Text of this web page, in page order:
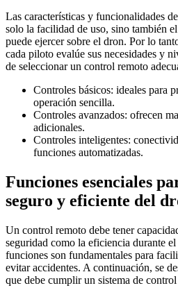
Las características y funcionalidades
solo la facilidad de uso, sino también
puede ejercer sobre el dron. Por lo
cada piloto evalúe sus necesidades y
de seleccionar un control remoto
Controles básicos: ideales para
operación sencilla.
Controles avanzados: ofrecen
adicionales.
Controles inteligentes:
funciones automatizadas.
Funciones esenciales
seguro y eficiente del
Un control remoto debe tener
seguridad como la eficiencia durante
funciones son fundamentales para
evitar accidentes. A continuación, se
que debe cumplir un sistema de